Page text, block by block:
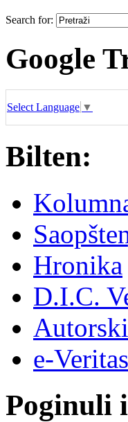
Search for:
Google
Select Language ▼
Bilten:
Hronika
D.I.C.
e-Veritas
Poginuli